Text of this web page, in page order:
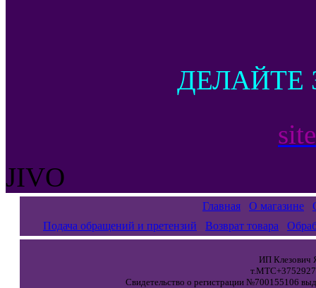
ДЕЛАЙТЕ
JIVO
Главная О магазине
Подача обращений и претензий
Возврат товара
ИП Клезович
Свидетельство о регистрации №700155106